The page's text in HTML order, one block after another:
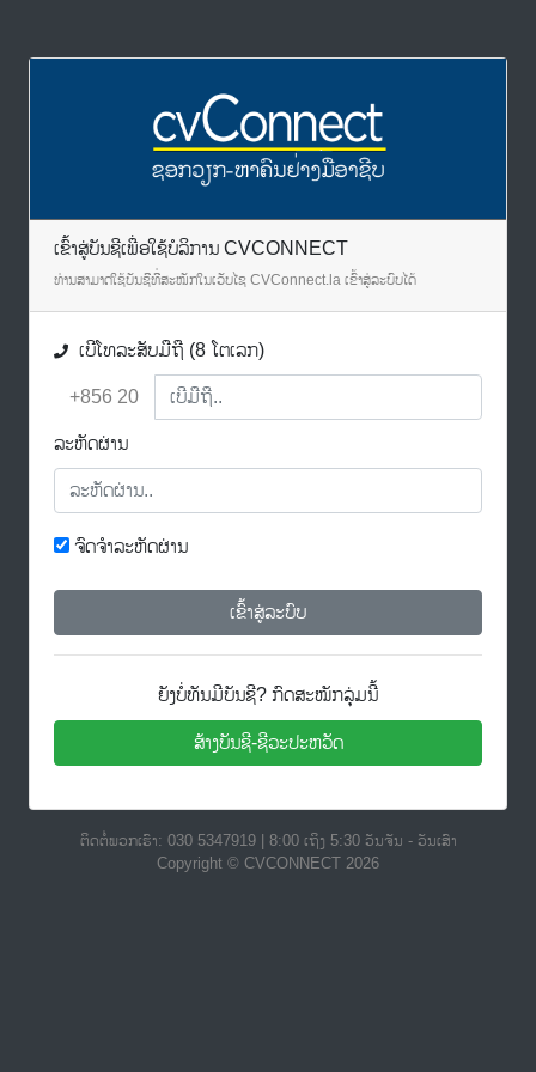
ເຂົ້າສູ່ບັນຊີເພື່ອໃຊ້ບໍລິການ CVCONNECT
ທ່ານສາມາດໃຊ້ບັນຊີທີ່ສະໝັກໃນເວັບໄຊ CVConnect.la ເຂົ້າສູ່ລະບົບໄດ້
ເບີໂທລະສັບມືຖື (8 ໂຕເລກ)
+856 20
ລະຫັດຜ່ານ
ຈົດຈຳລະຫັດຜ່ານ
ເຂົ້າສູ່ລະບົບ
ຍັງບໍ່ທັນມີບັນຊີ? ກົດສະໝັກລຸ່ມນີ້
ສ້າງບັນຊີ-ຊີວະປະຫວັດ
ຕິດຕໍ່ພວກເຮົາ: 030 5347919 | 8:00 ເຖິງ 5:30 ວັນຈັນ - ວັນເສົາ
Copyright © CVCONNECT 2026